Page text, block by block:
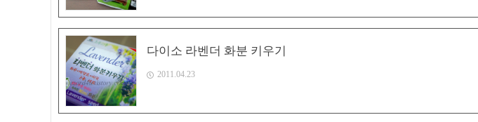
다이소 라벤더 화분 키우기
2011.04.23